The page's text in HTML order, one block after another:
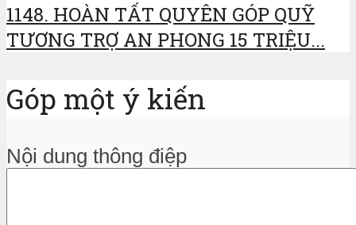
1148. HOÀN TẤT QUYÊN GÓP QUỸ
TƯƠNG TRỢ AN PHONG 15 TRIỆU...
Góp một ý kiến
Nội dung thông điệp